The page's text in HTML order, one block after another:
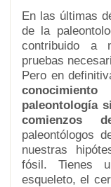
En las últimas
de la
contribuido a
pruebas
Pero en
paleontología
comienzos
paleontólogos
nuestras
fósil. Tienes
esqueleto, el